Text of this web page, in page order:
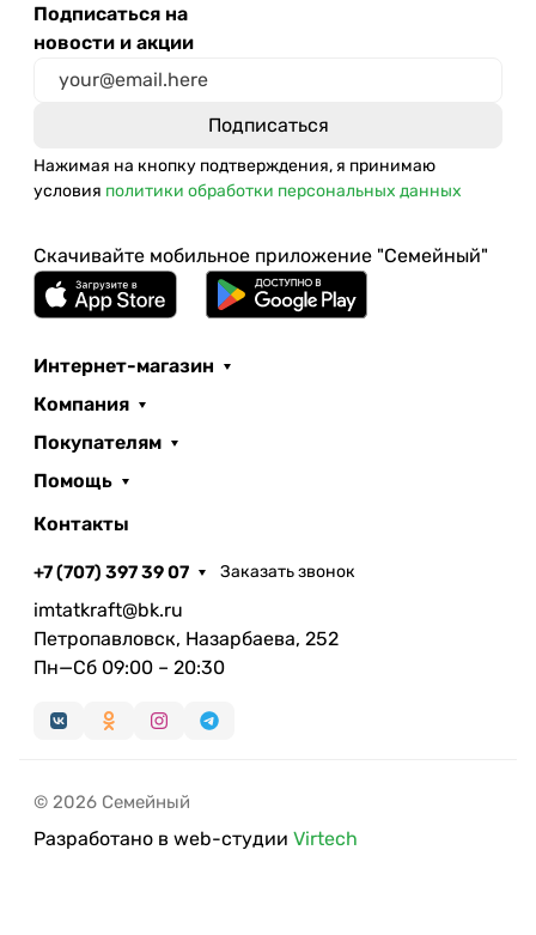
Подписаться на
новости и акции
Нажимая на кнопку подтверждения, я принимаю
условия политики обработки персональных данных
Скачивайте мобильное приложение "Семейный"
Интернет-магазин
Компания
Покупателям
Помощь
Контакты
+7 (707) 397 39 07 Заказать звонок
imtatkraft@bk.ru
Петропавловск, Назарбаева, 252
Пн—Сб 09:00 – 20:30
© 2026 Семейный
Разработано в web-студии Virtech